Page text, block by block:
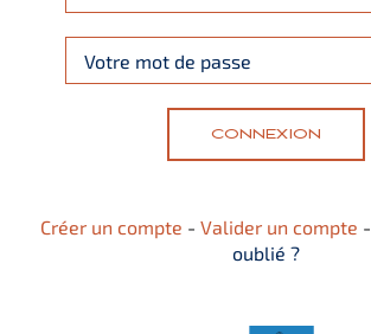
CONNEXION
Créer un compte - Valider un compte -
oublié ?